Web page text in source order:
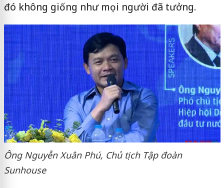
đó không giống như mọi người đã tưởng.
Ông Nguyễn Xuân Phú, Chủ tịch Tập đoàn
Sunhouse